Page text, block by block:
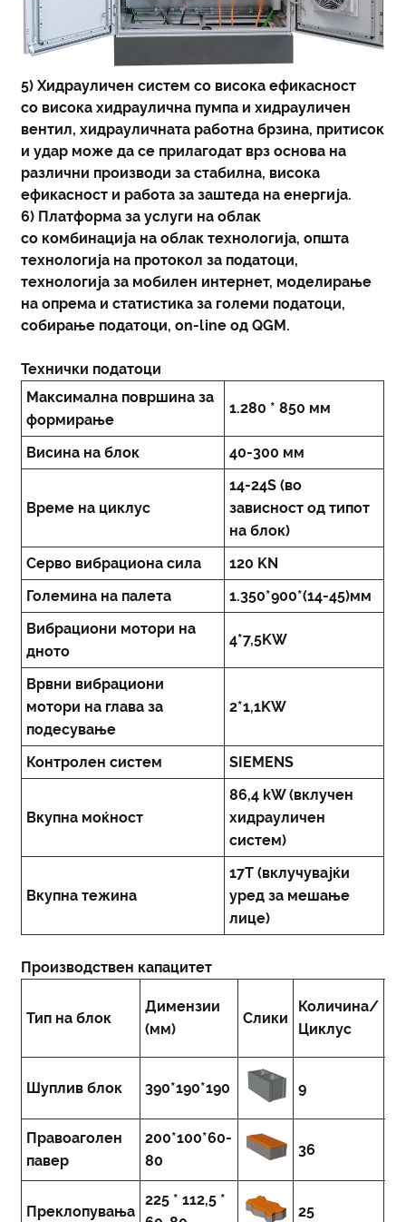
5) Хидрауличен систем со висока ефикасност
со висока хидраулична пумпа и хидрауличен
вентил, хидрауличната работна брзина, притисок
и удар може да се прилагодат врз основа на
различни производи за стабилна, висока
ефикасност и работа за заштеда на енергија.
6) Платформа за услуги на облак
со комбинација на облак технологија, општа
технологија на протокол за податоци,
технологија за мобилен интернет, моделирање
на опрема и статистика за големи податоци,
собирање податоци, on-line од QGM.
Технички податоци
Максимална површина за
формирање
1.280 * 850 мм
Висина на блок 40-300 мм
Време на циклус
14-24S (во
зависност од типот
на блок)
Серво вибрациона сила
120 KN
Големина на палета
1.350*900*(14-45)мм
Вибрациони мотори на
дното
4*7,5KW
Врвни вибрациони
мотори на глава за
подесување
2*1,1KW
Контролен систем SIEMENS
Вкупна моќност
86,4 kW (вклучен
хидрауличен
систем)
Вкупна тежина
17T (вклучувајќи
уред за мешање
лице)
Производствен капацитет
Тип на блок
Димензии
(мм)
Слики
Количина/
Циклус
Шуплив блок 390*190*190 9
Правоаголен
павер
200*100*60-
80
36
Преклопувања
225 * 112,5 *
25